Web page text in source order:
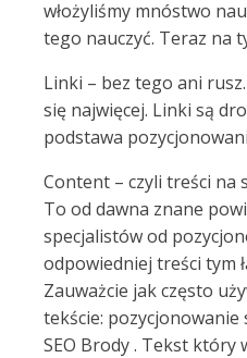
włożyliśmy mnóstwo
tego nauczyć. Teraz na
Linki – bez tego ani
się najwięcej. Linki są
podstawa
Content – czyli treści na
To od dawna znane
specjalistów od
odpowiedniej treści tym
Zauważcie jak często
tekście:
SEO Brody . Tekst który